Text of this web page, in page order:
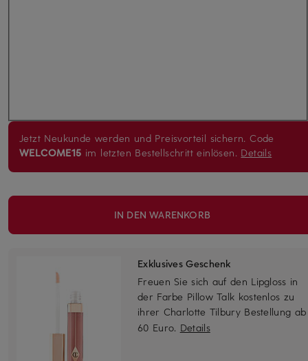
Jetzt Neukunde werden und Preisvorteil sichern. Code
WELCOME15 im letzten Bestellschritt einlösen. Details
IN DEN WARENKORB
Exklusives Geschenk
Freuen Sie sich auf den Lipgloss in
der Farbe Pillow Talk kostenlos zu
ihrer Charlotte Tilbury Bestellung ab
60 Euro. Details